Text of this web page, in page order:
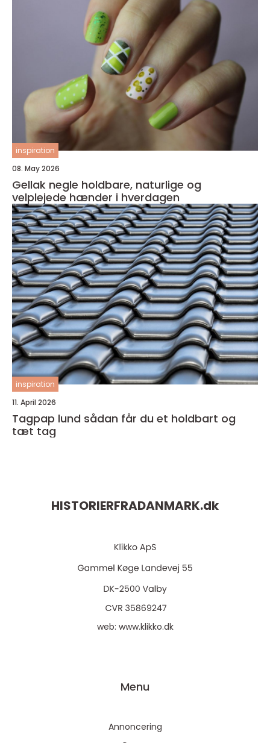
inspiration
08. May 2026
Gellak negle holdbare, naturlige og
velplejede hænder i hverdagen
inspiration
11. April 2026
Tagpap lund sådan får du et holdbart og
tæt tag
HISTORIERFRADANMARK.dk
web: www.klikko.dk
Menu
Annoncering